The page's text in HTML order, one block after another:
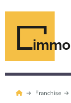
immo
Franchise